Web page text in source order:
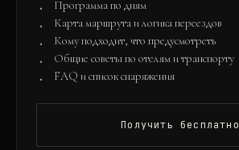
Программа по дням
Карта маршрута и логика переездов
Кому подходит, что предусмотреть
Общие советы по отелям и транспорту
FAQ и список снаряжения
Получить бесплатно